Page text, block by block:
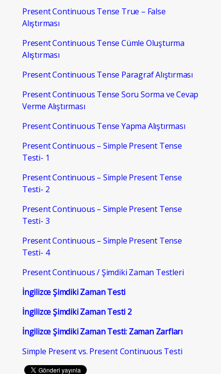
Present Continuous Tense True – False
Alıştırması
Present Continuous Tense Cümle Oluşturma
Alıştırması
Present Continuous Tense Paragraf Alıştırması
Present Continuous Tense Soru Sorma ve Cevap
Verme Alıştırması
Present Continuous Tense Yapma Alıştırması
Present Continuous – Simple Present Tense
Testi- 1
Present Continuous – Simple Present Tense
Testi- 2
Present Continuous – Simple Present Tense
Testi- 3
Present Continuous – Simple Present Tense
Testi- 4
Present Continuous / Şimdiki Zaman Testleri
İngilizce Şimdiki Zaman Testi
İngilizce Şimdiki Zaman Testi 2
İngilizce Şimdiki Zaman Testi: Zaman Zarfları
Simple Present vs. Present Continuous Testi